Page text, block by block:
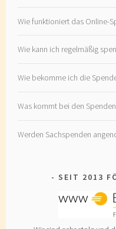
Wie funktioniert das Online-
Wie kann ich regelmäßig
Wie bekomme ich die
Was kommt bei den
Werden Sachspenden
SEIT 2013